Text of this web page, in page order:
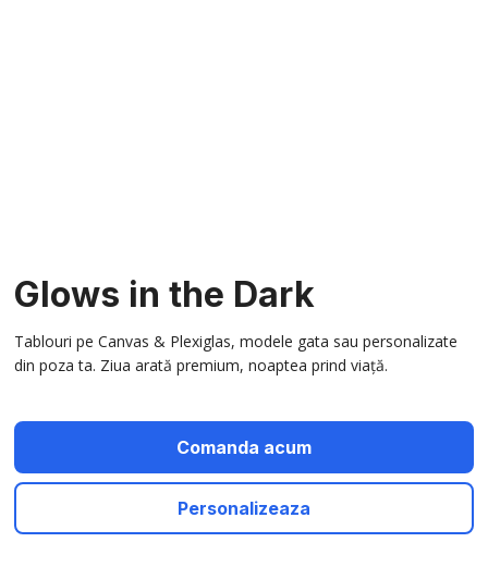
Glows in the Dark
Tablouri pe Canvas & Plexiglas, modele gata sau personalizate
din poza ta. Ziua arată premium, noaptea prind viață.
Comanda acum
Personalizeaza